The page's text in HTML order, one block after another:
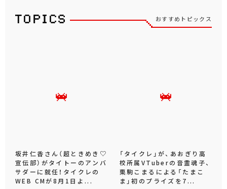
おすすめトピックス
坂井仁香さん（超ときめき♡
宣伝部）がタイトーのアンバ
サダーに就任！タイクレの
WEB CMが8月1日よ...
「タイクレ」が、あおぎり高
校所属VTuberの音霊魂子、
栗駒こまるによる「たまこ
ま」初のプライズを7...